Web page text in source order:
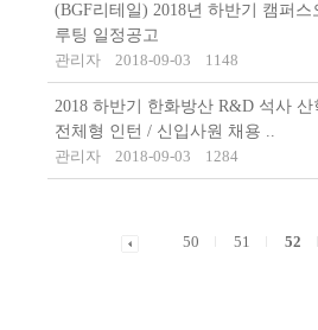
(BGF리테일) 2018년 하반기 캠퍼
루팅 일정공고
관리자
2018-09-03 1148
2018 하반기 한화방산 R&D 석사
전체형 인턴 / 신입사원 채용 ..
관리자
2018-09-03 1284
50 51 52